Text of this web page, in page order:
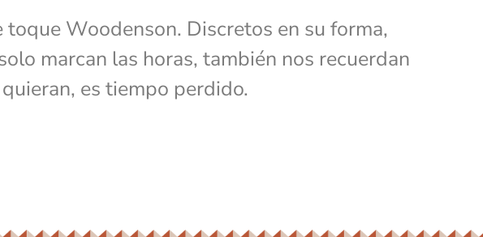
Woodenson. Discretos en su forma,
marcan las horas, también nos recuerdan
es tiempo perdido.